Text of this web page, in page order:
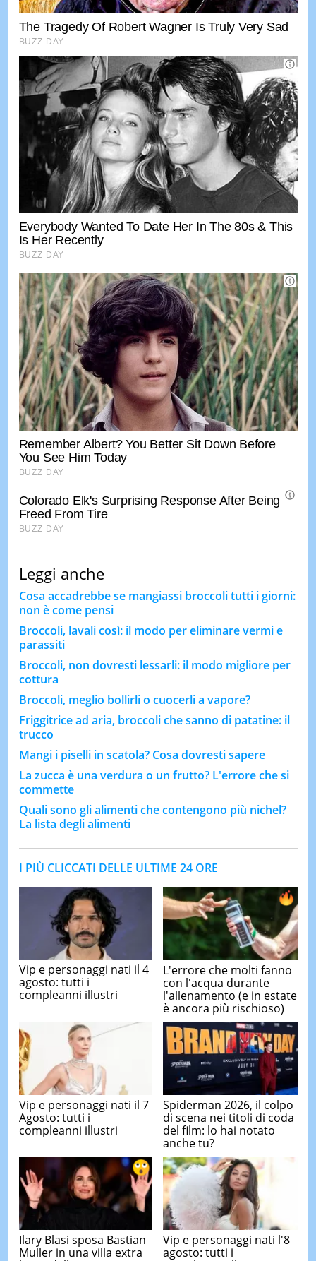
Leggi anche
Cosa accadrebbe se mangiassi broccoli tutti i giorni:
non è come pensi
Broccoli, lavali così: il modo per eliminare vermi e
parassiti
Broccoli, non dovresti lessarli: il modo migliore per
cottura
Broccoli, meglio bollirli o cuocerli a vapore?
Friggitrice ad aria, broccoli che sanno di patatine: il
trucco
Mangi i piselli in scatola? Cosa dovresti sapere
La zucca è una verdura o un frutto? L'errore che si
commette
Quali sono gli alimenti che contengono più nichel?
La lista degli alimenti
I PIÙ CLICCATI DELLE ULTIME 24 ORE
Vip e personaggi nati il 4
agosto: tutti i
compleanni illustri
L'errore che molti fanno
con l'acqua durante
l'allenamento (e in estate
è ancora più rischioso)
Vip e personaggi nati il 7
Agosto: tutti i
compleanni illustri
Spiderman 2026, il colpo
di scena nei titoli di coda
del film: lo hai notato
anche tu?
Ilary Blasi sposa Bastian
Muller in una villa extra
Vip e personaggi nati l'8
agosto: tutti i